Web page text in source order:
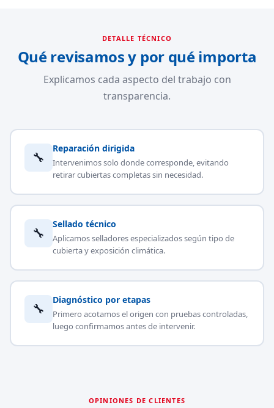
DETALLE TÉCNICO
Qué revisamos y por qué importa
Explicamos cada aspecto del trabajo con
transparencia.
🔧
Reparación dirigida
Intervenimos solo donde corresponde, evitando
retirar cubiertas completas sin necesidad.
🔧
Sellado técnico
Aplicamos selladores especializados según tipo de
cubierta y exposición climática.
🔧
Diagnóstico por etapas
Primero acotamos el origen con pruebas controladas,
luego confirmamos antes de intervenir.
OPINIONES DE CLIENTES